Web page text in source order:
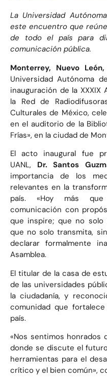
La Universidad
este encuentro que
de todo el país para
comunicación pública.
Monterrey, Nuevo
Universidad Autónoma
inauguración de la XXXIX
la Red de
Culturales de México,
en el auditorio de la
Frías», en la ciudad de
El acto inaugural fue
UANL, Dr. Santos
importancia de los
relevantes en la
país. «Hoy más
comunicación con
que inspire; que no solo
que no solo transmita,
declarar formalmente
Asamblea.
El titular de la casa de
de las universidades
la ciudadanía, y
comunidad que
país.
«Nos sentimos honrados
donde se discute el
herramientas para el
crítico y el bien común»,